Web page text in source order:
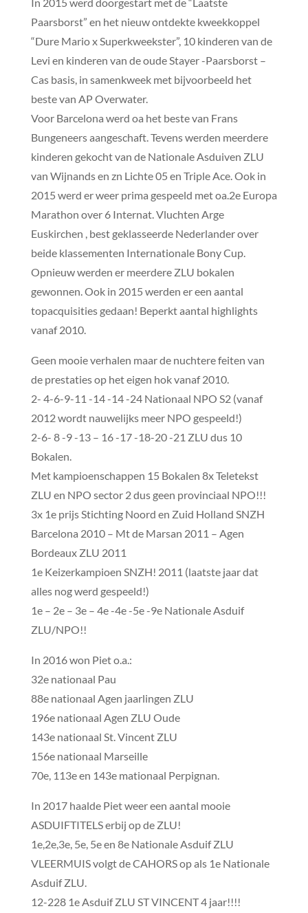
Paarsborst” en het nieuw ontdekte kweekkoppel
“Dure Mario x Superkweekster”, 10 kinderen van de
Levi en kinderen van de oude Stayer -Paarsborst –
Cas basis, in samenkweek met bijvoorbeeld het
beste van AP Overwater.
Voor Barcelona werd oa het beste van Frans
Bungeneers aangeschaft. Tevens werden meerdere
kinderen gekocht van de Nationale Asduiven ZLU
van Wijnands en zn Lichte 05 en Triple Ace. Ook in
2015 werd er weer prima gespeeld met oa.2e Europa
Marathon over 6 Internat. Vluchten Arge
Euskirchen , best geklasseerde Nederlander over
beide klassementen Internationale Bony Cup.
Opnieuw werden er meerdere ZLU bokalen
gewonnen. Ook in 2015 werden er een aantal
topacquisities gedaan! Beperkt aantal highlights
vanaf 2010.
Geen mooie verhalen maar de nuchtere feiten van
de prestaties op het eigen hok vanaf 2010.
2- 4-6-9-11 -14 -14 -24 Nationaal NPO S2 (vanaf
2012 wordt nauwelijks meer NPO gespeeld!)
2-6- 8 -9 -13 – 16 -17 -18-20 -21 ZLU dus 10
Bokalen.
Met kampioenschappen 15 Bokalen 8x Teletekst
ZLU en NPO sector 2 dus geen provinciaal NPO!!!
3x 1e prijs Stichting Noord en Zuid Holland SNZH
Barcelona 2010 – Mt de Marsan 2011 – Agen
Bordeaux ZLU 2011
1e Keizerkampioen SNZH! 2011 (laatste jaar dat
alles nog werd gespeeld!)
1e – 2e – 3e – 4e -4e -5e -9e Nationale Asduif
ZLU/NPO!!
In 2016 won Piet o.a.:
32e nationaal Pau
88e nationaal Agen jaarlingen ZLU
196e nationaal Agen ZLU Oude
143e nationaal St. Vincent ZLU
156e nationaal Marseille
70e, 113e en 143e mationaal Perpignan.
In 2017 haalde Piet weer een aantal mooie
ASDUIFTITELS erbij op de ZLU!
1e,2e,3e, 5e, 5e en 8e Nationale Asduif ZLU
VLEERMUIS volgt de CAHORS op als 1e Nationale
Asduif ZLU.
12-228 1e Asduif ZLU ST VINCENT 4 jaar!!!!